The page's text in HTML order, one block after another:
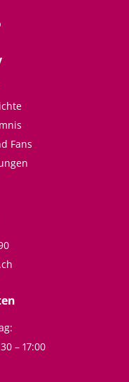
Fans
– 17:00